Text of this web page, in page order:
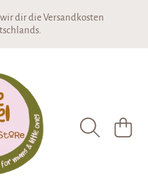
dir die Versandkosten